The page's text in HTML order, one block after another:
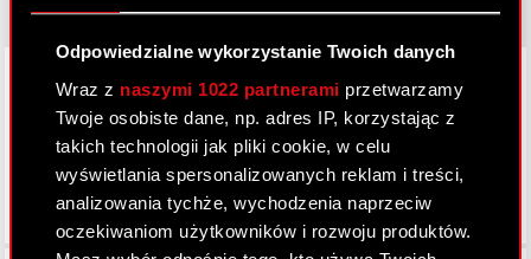
Odpowiedzialne wykorzystanie Twoich danych
Wraz z naszymi 1022 partnerami przetwarzamy
Twoje osobiste dane, np. adres IP, korzystając z
takich technologii jak pliki cookie, w celu
wyświetlania spersonalizowanych reklam i treści,
analizowania tychże, wychodzenia naprzeciw
oczekiwaniom użytkowników i rozwoju produktów.